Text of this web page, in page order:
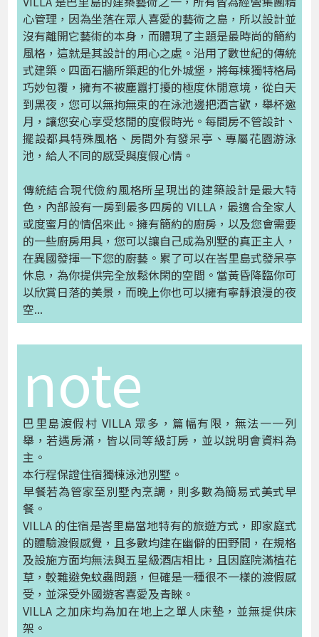
心管理，因為坐落在眾人喜愛的藝術之島，所以設計並
沒有離開它藝術的本身，而體現了主題是最時尚的簡約
風格，這就是其設計的用心之處。沿用了數世紀的傳統
式建築。四面石牆所築起的化外城堡，將每棟獨特格局
巧妙包覆，擁有不被塵囂打擾的極度休閒意境，從白天
到黑夜，您可以無拘無束的在泳池邊把酒言歡，舉杯邀
月，讓您安心享受悠閒的度假時光。每間房不管設計、
擺設都具特殊風格、房間外有發呆亭、專屬花園游泳
池，給人不同的感受與度假心情。
傳統結合現代儉約風格所呈現出的建築設計是最大特
色，內部設有一房到最多四房的 VILLA，最適合全家人
或度蜜月的情侶來此。擁有簡約的廚房，以及您會需要
的一些廚房用具，您可以讓自己成為別墅的真正主人，
在異國發揮一下您的廚藝。累了可以在峇里島式發呆亭
休息，為你提供完全放鬆休閑的空間。當黃昏降臨你可
以欣賞日落的美景，而晚上你也可以擁有寧靜浪漫的夜
空...
note
巴里島渡假村 VILLA 眾多，篇幅有限，無法一一列
舉，若遇房滿，皆以同等級訂房，並以說明會資料為
主。
本行程保證住宿獨棟泳池別墅。
早餐若為管家至別墅內烹調，則多數為簡易式美式早
餐。
VILLA 的住宿是峇里島當地特有的旅遊方式，即家庭式
的體驗渡假感覺，且多數均建在幽僻的田野間，在規格
及設施方面均無法與五星級酒店相比，且因庭院滿植花
草，較難避免蚊蟲問題，但確是一種很不一樣的渡假感
受，並深受外國遊客喜愛及青睞。
VILLA 之加床均為加在地上之單人床墊，並無提供床
架。